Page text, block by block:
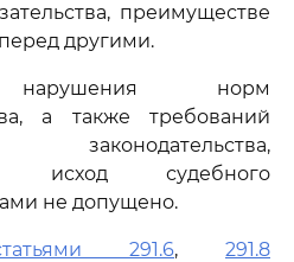
преимуществе
другими.
нарушения норм
а также требований
законодательства,
исход судебного
не допущено.
291.6, 291.8